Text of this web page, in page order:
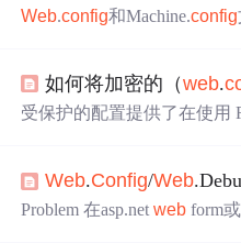
C:\Windo...
Web.config和Machine.config
数据一般很小，该对象一般
接的字符串。大的数据片
如何将加密的（web.
受保护的配置提供了在使用
上的网络场，这会非常有用
同的 RSA 密钥容器部署到
Web.Config/Web
Problem 在asp.netweb form